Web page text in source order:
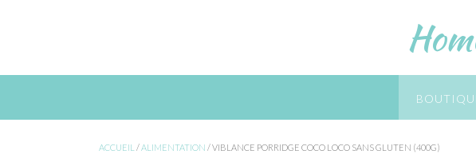
ACCUEIL /ALIMENTATION / VIBLANCE PORRIDGE COCO LOCO SANS GLUTEN (400G)